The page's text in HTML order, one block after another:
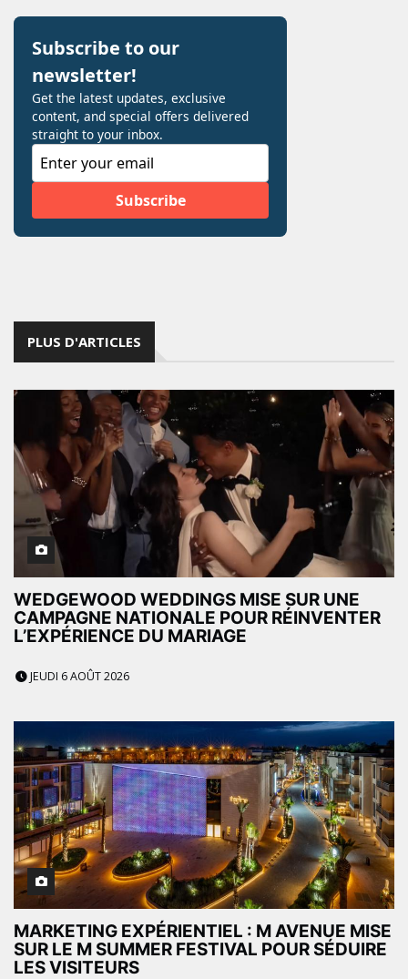
PLUS D'ARTICLES
WEDGEWOOD WEDDINGS MISE SUR UNE
CAMPAGNE NATIONALE POUR RÉINVENTER
L’EXPÉRIENCE DU MARIAGE
JEUDI 6 AOÛT 2026
MARKETING EXPÉRIENTIEL : M AVENUE MISE
SUR LE M SUMMER FESTIVAL POUR SÉDUIRE
LES VISITEURS